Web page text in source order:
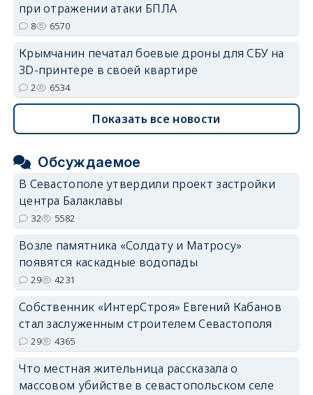
при отражении атаки БПЛА
8 6570
Крымчанин печатал боевые дроны для СБУ на
3D-принтере в своей квартире
2 6534
Показать все новости
Обсуждаемое
В Севастополе утвердили проект застройки
центра Балаклавы
32 5582
Возле памятника «Солдату и Матросу»
появятся каскадные водопады
29 4231
Собственник «ИнтерСтроя» Евгений Кабанов
стал заслуженным строителем Севастополя
29 4365
Что местная жительница рассказала о
массовом убийстве в севастопольском селе